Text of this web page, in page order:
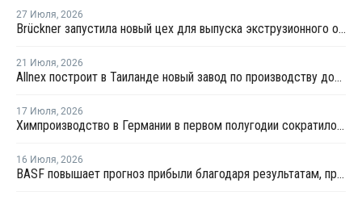
27 Июля, 2026
Brückner запустила новый цех для выпуска экструзионного оборудования
21 Июля, 2026
Allnex построит в Таиланде новый завод по производству добавок для предотвращения потеков (SCA)
17 Июля, 2026
Химпроизводство в Германии в первом полугодии сократилось на 3%
16 Июля, 2026
BASF повышает прогноз прибыли благодаря результатам, превзошедшим ожидания